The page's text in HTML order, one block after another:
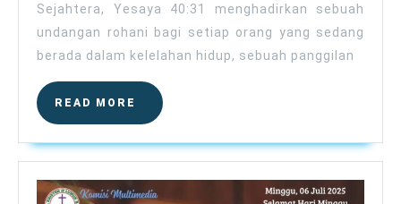
Sejahtera, Yesaya 40:31 menghadirkan sebuah
undangan rohani bagi setiap orang yang sedang
berada dalam kelelahan hidup, sebuah panggilan
READ MORE
READ
MORE